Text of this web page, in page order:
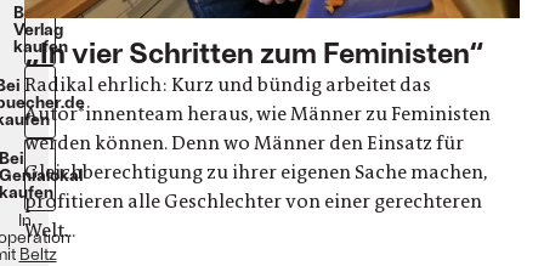
Beim
Verlag
kaufen
In
Beltz
„In vier Schritten zum Feministen“
Radikal ehrlich: Kurz und bündig arbeitet das
Autor*innenteam heraus, wie Männer zu Feministen
werden können. Denn wo Männer den Einsatz für
Gleichberechtigung zu ihrer eigenen Sache machen,
profitieren alle Geschlechter von einer gerechteren
Welt...